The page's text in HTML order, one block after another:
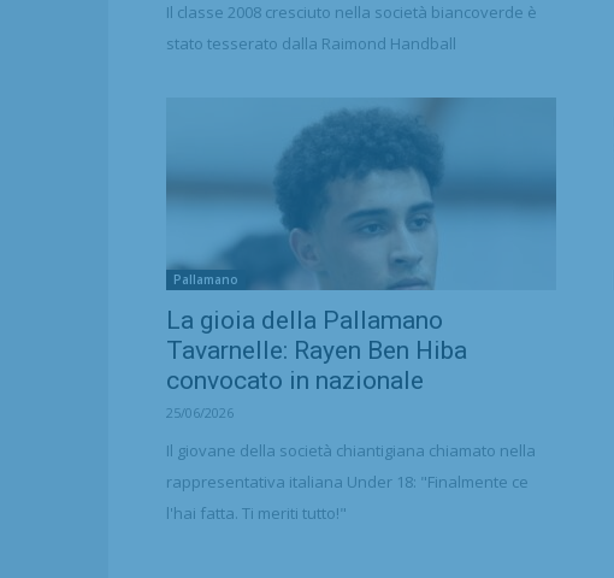
Il classe 2008 cresciuto nella società biancoverde è
stato tesserato dalla Raimond Handball
Pallamano
La gioia della Pallamano
Tavarnelle: Rayen Ben Hiba
convocato in nazionale
25/06/2026
Il giovane della società chiantigiana chiamato nella
rappresentativa italiana Under 18: "Finalmente ce
l'hai fatta. Ti meriti tutto!"